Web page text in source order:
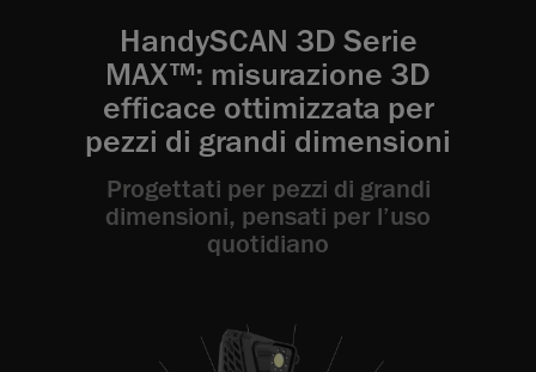
HandySCAN 3D Serie
MAX™: misurazione 3D
efficace ottimizzata per
pezzi di grandi dimensioni
Progettati per pezzi di grandi
dimensioni, pensati per l’uso
quotidiano